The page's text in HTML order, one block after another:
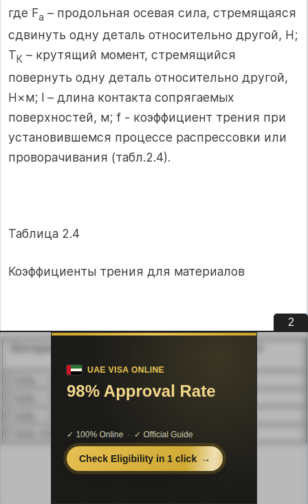
где Fa – продольная осевая сила, стремящаяся
сдвинуть одну деталь относительно другой, Н;
ТК – крутящий момент, стремящийся
повернуть одну деталь относительно другой,
Н×м; l – длина контакта сопрягаемых
поверхностей, м; f - коэффициент трения при
установившемся процессе распрессовки или
проворачивания (табл.2.4).
Таблица 2.4
Коэффициенты трения для материалов
Сталь – сталь
Сталь – чугун
0,07 – 0,12
Сталь пластмассы
0,15 – 0,25
1